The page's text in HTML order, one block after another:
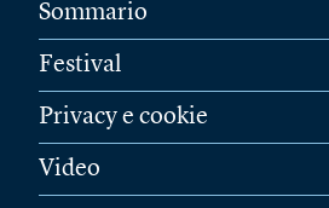
Sommario
Festival
Privacy e cookie
Video